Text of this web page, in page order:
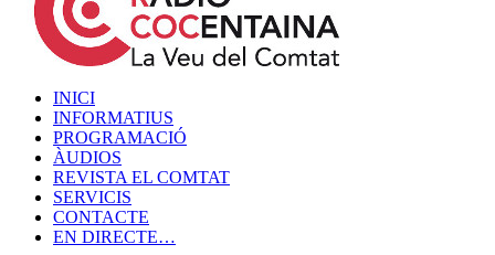
INICI
INFORMATIUS
PROGRAMACIÓ
ÀUDIOS
REVISTA EL COMTAT
SERVICIS
CONTACTE
EN DIRECTE…